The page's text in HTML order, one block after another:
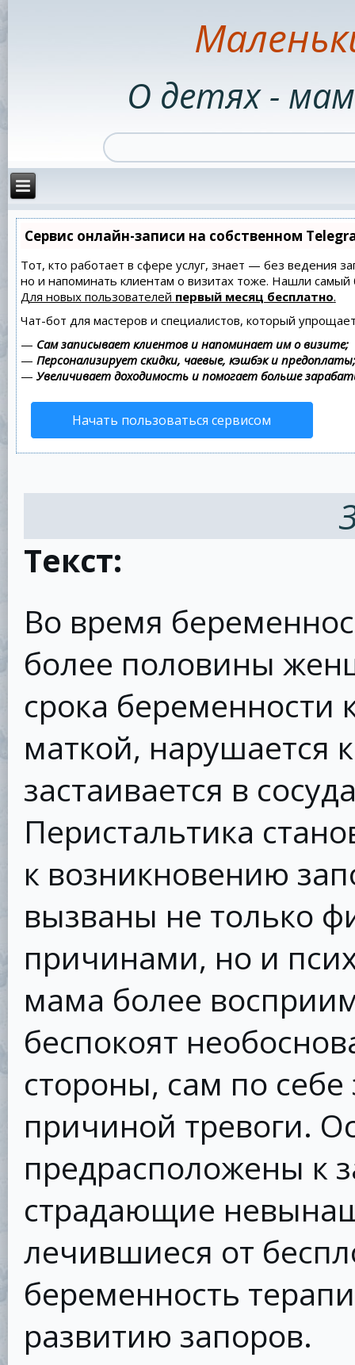
О детях -
Сервис онлайн-записи на собственном
Тот, кто работает в сфере услуг, знает — без ведения
но и напоминать клиентам о визитах тоже. Нашли
Для новых пользователей первый месяц бесплатно.
Чат-бот для мастеров и специалистов, который
— Сам записывает клиентов и напоминает им о визите;
— Персонализирует скидки, чаевые, кэшбэк и предоплаты;
— Увеличивает доходимость и помогает больше
Начать пользоваться сервисом
Текст:
Во время
более половины
срока беременности
маткой, нарушается
застаивается в
Перистальтика
к возникновению
вызваны не только
причинами, но и
мама более
беспокоят
стороны, сам по
причиной тревоги.
предрасположены к
страдающие
лечившиеся от
беременность
развитию запоров.